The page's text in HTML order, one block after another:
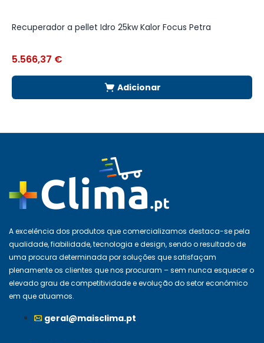
Recuperador a pellet Idro 25kw Kalor Focus Petra
5.566,37 €
Adicionar
A excelência dos produtos que comercializamos destaca-se pela
qualidade, fiabilidade, tecnologia e design, sendo o resultado de
uma procura determinada por soluções que satisfaçam
plenamente os clientes que nos procuram – sem nunca esquecer o
elevado grau de competitividade e evolução do setor económico
em que atuamos.
geral@maisclima.pt